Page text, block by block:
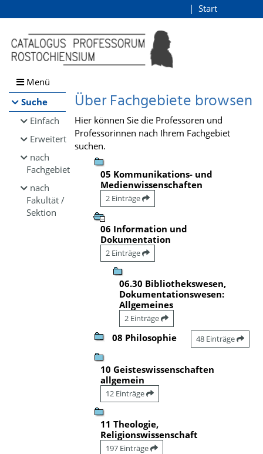
Browsen
direkt zum Inhalt
Start
Menü
Suche
Einfach
Erweitert
nach
Fachgebiet
nach
Fakultät /
Sektion
Über Fachgebiete browsen
Hier können Sie die Professoren und
Professorinnen nach Ihrem Fachgebiet
suchen.
05 Kommunikations- und
Medienwissenschaften
2 Einträge
06 Information und
Dokumentation
2 Einträge
06.30 Bibliothekswesen,
Dokumentationswesen:
Allgemeines
2 Einträge
08 Philosophie 48 Einträge
10 Geisteswissenschaften
allgemein
12 Einträge
11 Theologie,
Religionswissenschaft
197 Einträge